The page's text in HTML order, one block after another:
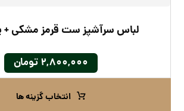
لباس سرآشپز ست قرمز مشکی
۲,۸۰۰,۰۰۰ تومان
انتخاب گزینه ها